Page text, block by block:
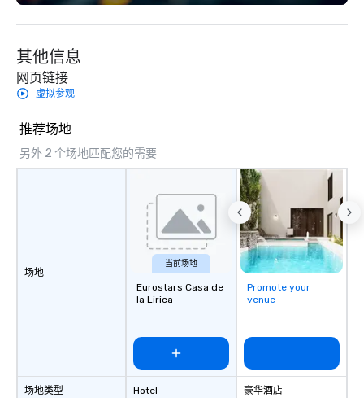
Fully customizable by
seniority, and
其他信息
网页链接
虚拟参观
推荐场地
另外 2 个场地匹配您的需要
场地
场地类型
当前场地
Eurostars Casa de
la Lirica
Hotel
Promote your
venue
豪华酒店